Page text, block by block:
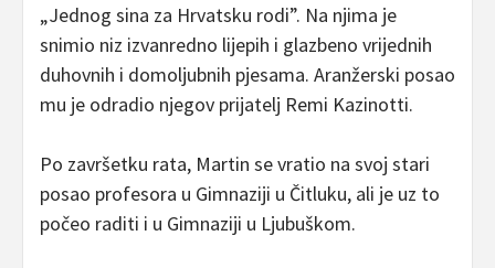
„Jednog sina za Hrvatsku rodi”. Na njima je
snimio niz izvanredno lijepih i glazbeno vrijednih
duhovnih i domoljubnih pjesama. Aranžerski posao
mu je odradio njegov prijatelj Remi Kazinotti.
Po završetku rata, Martin se vratio na svoj stari
posao profesora u Gimnaziji u Čitluku, ali je uz to
počeo raditi i u Gimnaziji u Ljubuškom.